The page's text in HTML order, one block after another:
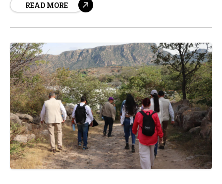
Sandoval Quinteros, director de la Oficina de
READ MORE